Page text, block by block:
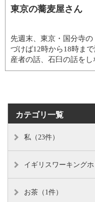
東京の蕎麦屋さん
先週末、東京・国分寺
づけば12時から18時ま
産者の話、石臼の話を
カテゴリ一覧
私（23件）
イギリスワーキングホ
お茶（1件）